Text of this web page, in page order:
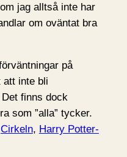
jag alltså inte har
om oväntat bra
på
att inte bli
finns dock
som ”alla” tycker.
Cirkeln, Harry Potter-